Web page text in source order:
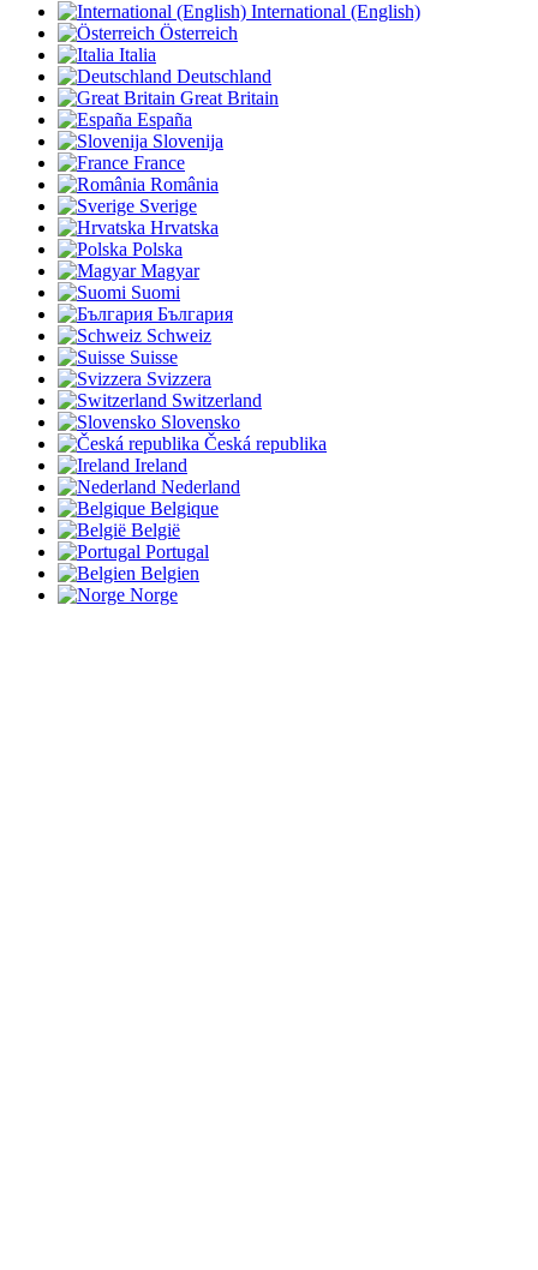
International (English)
Österreich
Italia
Deutschland
Great Britain
España
Slovenija
France
România
Sverige
Hrvatska
Polska
Magyar
Suomi
България
Schweiz
Suisse
Svizzera
Switzerland
Slovensko
Česká republika
Ireland
Nederland
Belgique
België
Portugal
Belgien
Norge